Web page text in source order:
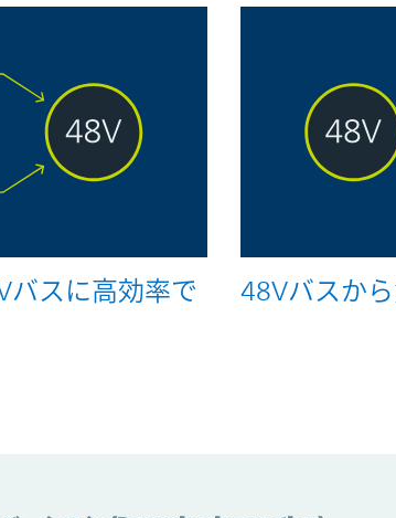
バスに高効率で
48Vバスか